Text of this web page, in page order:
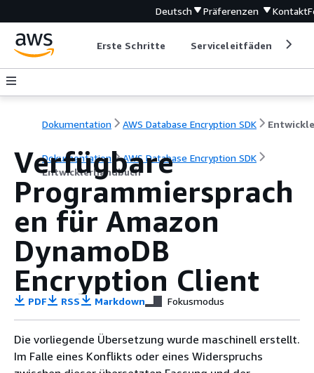
Deutsch Präferenzen Kontakt
Erste Schritte Serviceleitfäden
Dokumentation AWS Database Encryption SDK
Dokumentation
AWS Database Encryption SDK
Entwicklerhandbuch
Verfügbare
Programmiersprach
en für Amazon
DynamoDB
Encryption Client
PDF RSS Markdown Fokusmodus
Die vorliegende Übersetzung wurde maschinell erstellt.
Im Falle eines Konflikts oder eines Widerspruchs